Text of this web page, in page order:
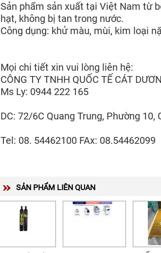
Sản phẩm sản xuất tại Việt Nam từ
hạt, không bị tan trong nước.
Công dụng: khử màu, mùi, kim loại
Mọi chi tiết xin vui lòng liên hệ:
CÔNG TY TNHH QUỐC TẾ CÁT
Ms Ly: 0944 222 165
DC: 72/6C Quang Trung, Phường 10,
Tel: 08. 54462100 FAx: 08.54462099
SẢN PHẨM LIÊN QUAN